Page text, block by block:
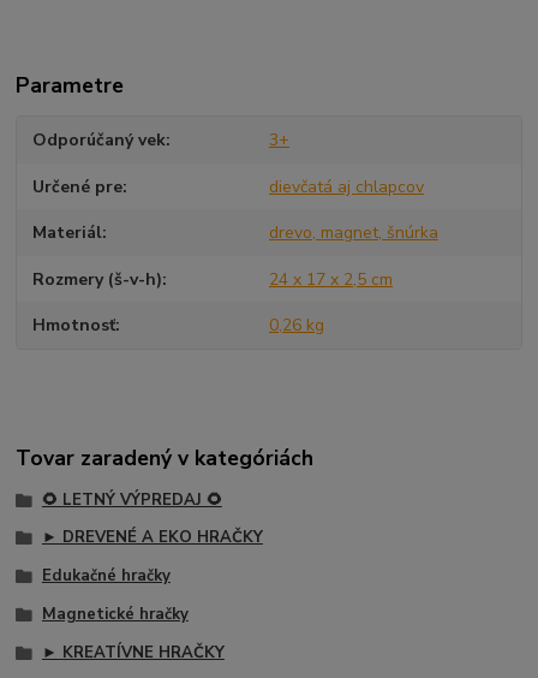
Parametre
Odporúčaný vek 3+
Určené pre dievčatá aj chlapcov
Materiál drevo, magnet, šnúrka
Rozmery (š-v-h) 24 x 17 x 2,5 cm
Hmotnosť 0,26 kg
Tovar zaradený v kategóriách
🌻 LETNÝ VÝPREDAJ 🌻
► DREVENÉ A EKO HRAČKY
Edukačné hračky
Magnetické hračky
► KREATÍVNE HRAČKY